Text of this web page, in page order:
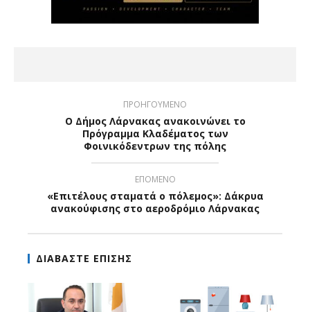
ΠΡΟΗΓΟΥΜΕΝΟ
Ο Δήμος Λάρνακας ανακοινώνει το
Πρόγραμμα Κλαδέματος των
Φοινικόδεντρων της πόλης
ΕΠΟΜΕΝΟ
«Επιτέλους σταματά ο πόλεμος»: Δάκρυα
ανακούφισης στο αεροδρόμιο Λάρνακας
ΔΙΑΒΑΣΤΕ ΕΠΙΣΗΣ